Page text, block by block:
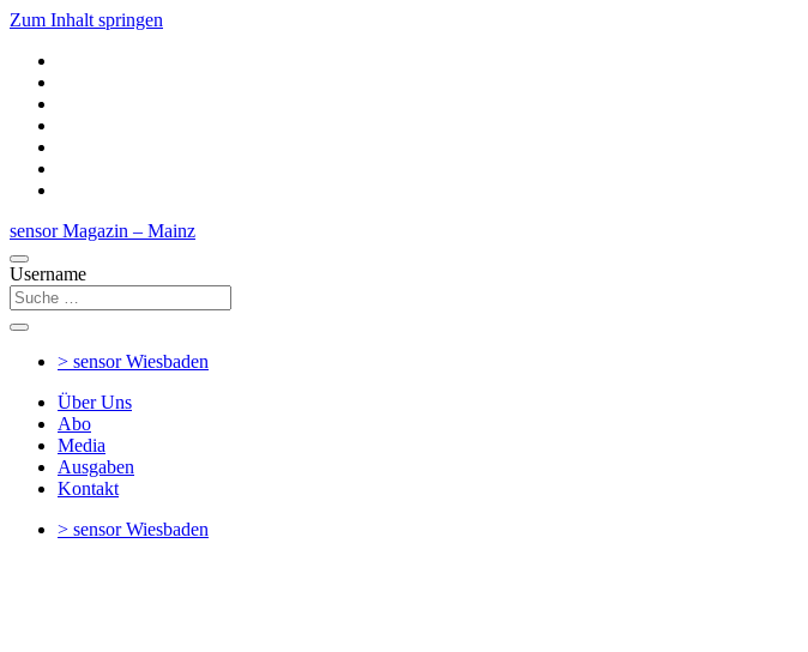
Zum Inhalt springen
sensor Magazin – Mainz
Username
> sensorWiesbaden
Über Uns
Abo
Media
Ausgaben
Kontakt
> sensorWiesbaden